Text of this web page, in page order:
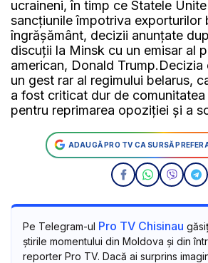
ucraineni, în timp ce Statele
sancţiunile împotriva exporturilor
îngrășământ, decizii anunţate
discuţii la Minsk cu un emisar al
american, Donald
un gest rar al regimului belarus,
a fost criticat dur de comunitatea
pentru reprimarea opoziției și a
ADAUGĂ PRO TV CA SURSĂ
Pe Telegram-ul Pro TV Chisinau
știrile momentului din Moldova și din
reporter Pro TV. Dacă ai surprins